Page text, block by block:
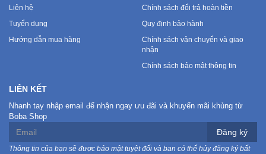
Liên hệ
Tuyển dụng
Hướng dẫn mua hàng
Chính sách đổi trả hoàn tiền
Quy định bảo hành
Chính sách vận chuyển và giao
nhận
Chính sách bảo mật thông tin
LIÊN KẾT
Nhanh tay nhập email để nhận ngay ưu đãi và khuyến mãi khủng từ
Boba Shop
Đăng ký
Thông tin của bạn sẽ được bảo mật tuyệt đối và bạn có thể hủy đăng ký bất